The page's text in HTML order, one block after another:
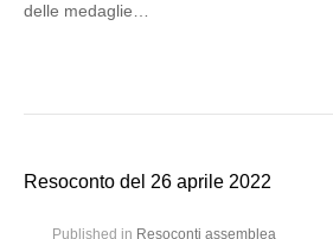
delle medaglie…
Resoconto del 26 aprile 2022
Published in Resoconti assemblea